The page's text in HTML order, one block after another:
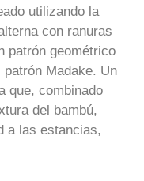
utilizando la
con ranuras
patrón geométrico
Madake. Un
que, combinado
del bambú,
a las estancias,